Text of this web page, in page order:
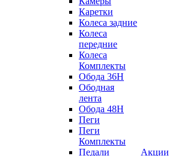
Каретки
Колеса задние
Колеса
передние
Колеса
Комплекты
Обода 36H
Ободная
лента
Обода 48H
Пеги
Пеги
Комплекты
Педали
Акции